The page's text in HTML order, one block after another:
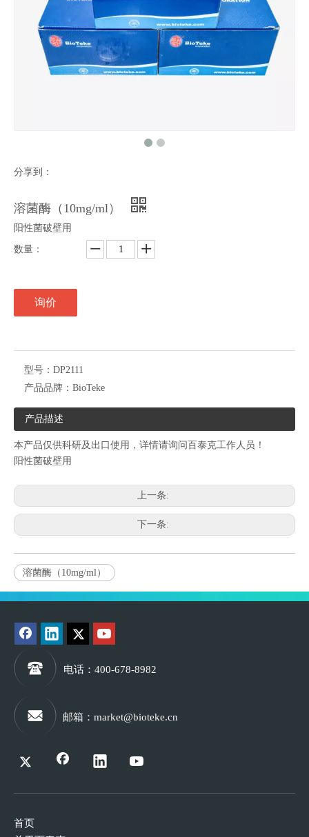
分享到：
溶菌酶（10mg/ml）
阳性菌破壁用
数量：
询价
型号： DP2111
产品品牌： BioTeke
产品描述
本产品仅供科研及出口使用，详情请询问百泰克工作人员！
阳性菌破壁用
上一条:
下一条:
溶菌酶（10mg/ml）
电话 ：400-678-8982
邮箱 ： market@bioteke.cn
首页